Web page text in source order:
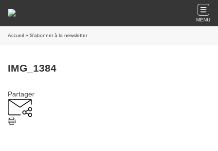
MENU
Accueil » S'abonner à la newsletter
IMG_1384
Partager